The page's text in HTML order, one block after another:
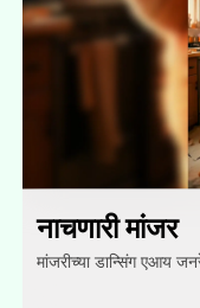
नाचणारी मांजर
मांजरीच्या डान्सिंग एआय